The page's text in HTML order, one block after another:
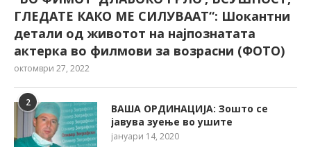
ГЛЕДАТЕ КАКО МЕ СИЛУВААТ“: Шокантни
детали од животот на најпознатата
актерка во филмови за возрасни (ФОТО)
октомври 27, 2022
2
ВАША ОРДИНАЦИЈА: Зошто се
јавува зуење во ушите
јануари 14, 2020